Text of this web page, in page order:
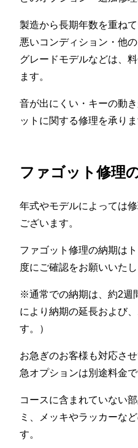
製造から長期年数を重ね
悪いコンディション・他
グレードモデルなどは、
ます。
音が出にくい・キーの動
ットに関する修理を承りま
ファゴット修理
年式やモデルによっては
ございます。
ファゴット修理の納期は
度にご確認をお願いいたし
※通常での納期は、約2週
により納期の延長および
す。）
お急ぎのお客様も対応さ
急オプションは別途料金で
コースに含まれていない
ミ、メッキやラッカーな
す。